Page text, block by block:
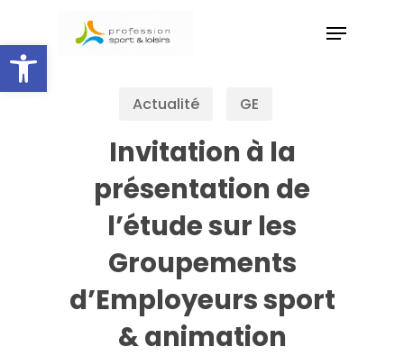
Ouvrir la barre d’outils
main
content
Actualité
GE
Invitation à la
présentation de
l’étude sur les
Groupements
d’Employeurs sport
& animation